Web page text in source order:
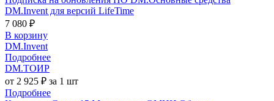
DM.Invent для версий LifeTime
7 080 ₽
В корзину
DM.Invent
Подробнее
DM.ТОИР
от 2 925 ₽ за 1 шт
Подробнее